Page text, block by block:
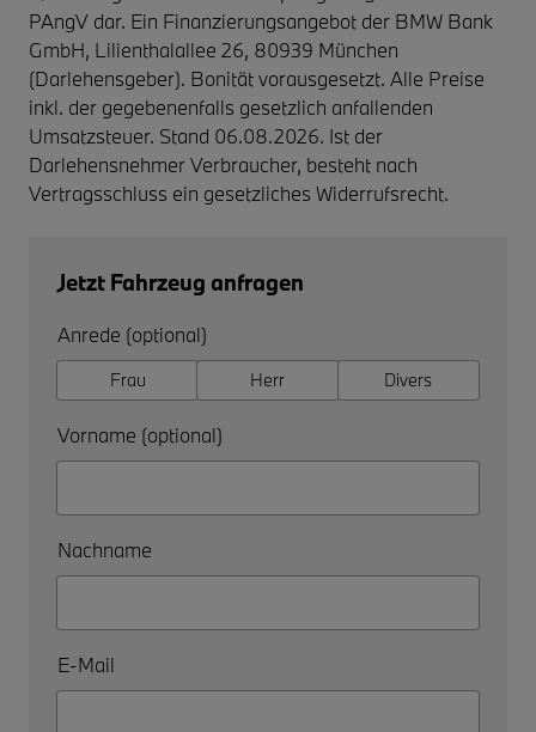
PAngV dar. Ein Finanzierungsangebot der BMW Bank
GmbH, Lilienthalallee 26, 80939 München
(Darlehensgeber). Bonität vorausgesetzt. Alle Preise
inkl. der gegebenenfalls gesetzlich anfallenden
Umsatzsteuer. Stand 06.08.2026. Ist der
Darlehensnehmer Verbraucher, besteht nach
Vertragsschluss ein gesetzliches Widerrufsrecht.
Jetzt Fahrzeug anfragen
Anrede (optional)
Frau Herr Divers
Vorname (optional)
Nachname
E-Mail